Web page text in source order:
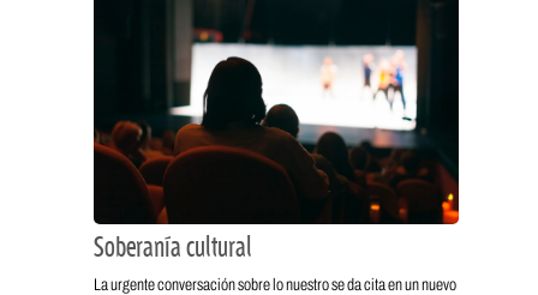
Soberanía cultural
La urgente conversación sobre lo nuestro se da cita en un nuevo